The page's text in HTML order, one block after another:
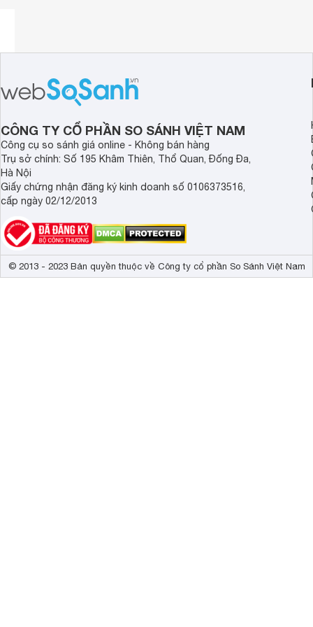
CÔNG TY CỔ PHẦN SO SÁNH VIỆT NAM
Công cụ so sánh giá online - Không bán hàng
Trụ sở chính: Số 195 Khâm Thiên, Thổ Quan, Đống Đa,
Hà Nội
Giấy chứng nhận đăng ký kinh doanh số 0106373516,
cấp ngày 02/12/2013
© 2013 - 2023 Bản quyền thuộc về Công ty cổ phần So Sánh Việt Nam